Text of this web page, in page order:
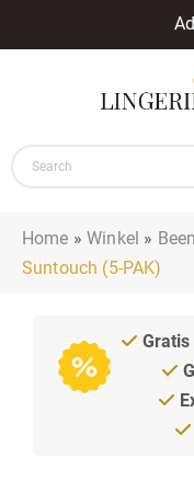
Home »Winkel »
Suntouch (5-PAK)